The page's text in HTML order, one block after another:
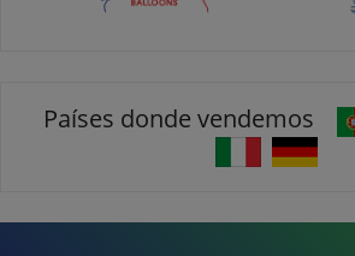
Países donde vendemos